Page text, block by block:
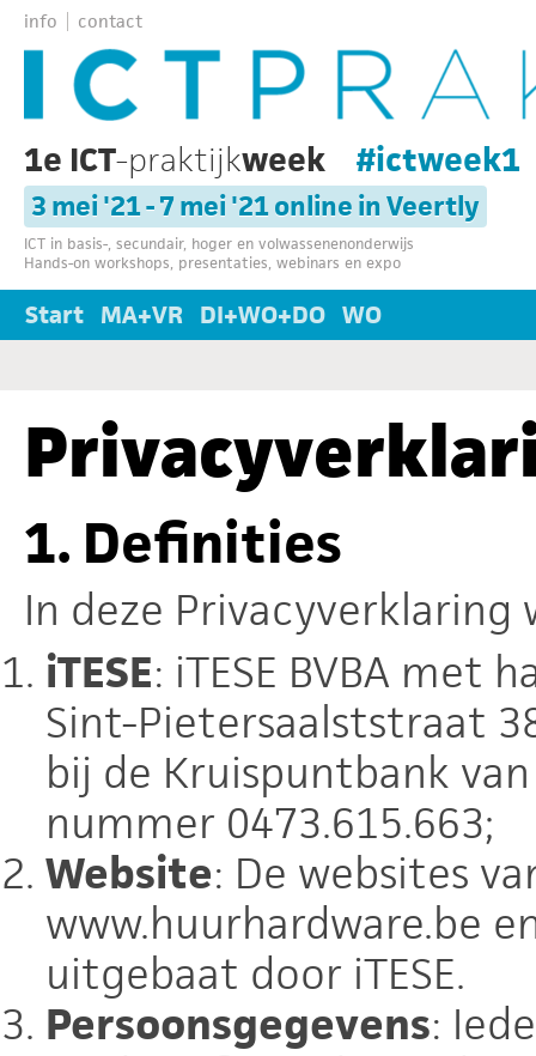
info contact
1e ICT-praktijkweek #ictweek1
3 mei '21 - 7 mei '21 online in Veertly
ICT in basis-, secundair, hoger en volwassenenonderwijs
Hands-on workshops, presentaties, webinars en expo
Start MA+VR DI+WO+DO WO
1. Definities
In deze
iTESE: iTESE BVBA met
Sint-Pietersaalststraat
bij de Kruispuntbank
nummer 0473.615.663;
Website: De websites
www.huurhardware.be
uitgebaat door iTESE.
Persoonsgegevens: